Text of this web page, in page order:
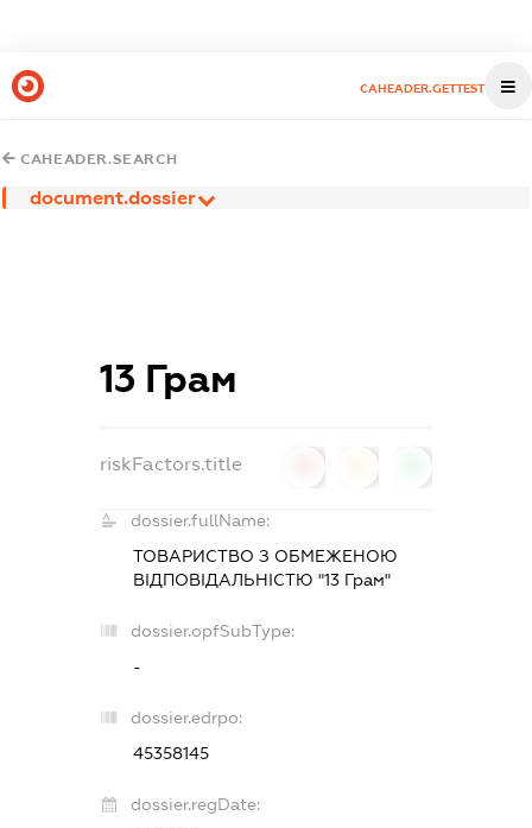
CAHEADER.GETTEST
CAHEADER.SEARCH
document.dossier
13 Грам
riskFactors.title
dossier.fullName:
ТОВАРИСТВО З ОБМЕЖЕНОЮ
ВІДПОВІДАЛЬНІСТЮ "13 Грам"
dossier.opfSubType:
-
dossier.edrpo:
45358145
dossier.regDate: